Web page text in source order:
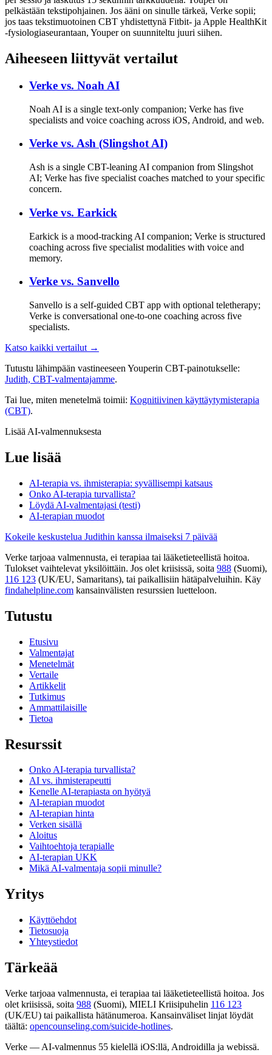
pelkästään tekstipohjainen. Jos ääni on sinulle tärkeä, Verke sopii;
jos taas tekstimuotoinen CBT yhdistettynä Fitbit- ja Apple HealthKit
-fysiologiaseurantaan, Youper on suunniteltu juuri siihen.
Aiheeseen liittyvät vertailut
Verke vs. Noah AI
Noah AI is a single text-only companion; Verke has five
specialists and voice coaching across iOS, Android, and web.
Verke vs. Ash (Slingshot AI)
Ash is a single CBT-leaning AI companion from Slingshot
AI; Verke has five specialist coaches matched to your specific
concern.
Verke vs. Earkick
Earkick is a mood-tracking AI companion; Verke is structured
coaching across five specialist modalities with voice and
memory.
Verke vs. Sanvello
Sanvello is a self-guided CBT app with optional teletherapy;
Verke is conversational one-to-one coaching across five
specialists.
Katso kaikki vertailut →
Tutustu lähimpään vastineeseen Youperin CBT-painotukselle:
Judith, CBT-valmentajamme.
Tai lue, miten menetelmä toimii: Kognitiivinen käyttäytymisterapia
(CBT).
Lisää AI-valmennuksesta
Lue lisää
AI-terapia vs. ihmisterapia: syvällisempi katsaus
Onko AI-terapia turvallista?
Löydä AI-valmentajasi (testi)
AI-terapian muodot
Kokeile keskustelua Judithin kanssa ilmaiseksi 7 päivää
Verke tarjoaa valmennusta, ei terapiaa tai lääketieteellistä hoitoa.
Tulokset vaihtelevat yksilöittäin. Jos olet kriisissä, soita 988 (Suomi),
116 123 (UK/EU, Samaritans), tai paikallisiin hätäpalveluihin. Käy
findahelpline.com kansainvälisten resurssien luetteloon.
Tutustu
Etusivu
Valmentajat
Menetelmät
Vertaile
Artikkelit
Tutkimus
Ammattilaisille
Tietoa
Resurssit
Onko AI-terapia turvallista?
AI vs. ihmisterapeutti
Kenelle AI-terapiasta on hyötyä
AI-terapian muodot
AI-terapian hinta
Verken sisällä
Aloitus
Vaihtoehtoja terapialle
AI-terapian UKK
Mikä AI-valmentaja sopii minulle?
Yritys
Käyttöehdot
Tietosuoja
Yhteystiedot
Tärkeää
Verke tarjoaa valmennusta, ei terapiaa tai lääketieteellistä hoitoa. Jos
olet kriisissä, soita 988 (Suomi), MIELI Kriisipuhelin 116 123
(UK/EU) tai paikallista hätänumeroa. Kansainväliset linjat löydät
täältä: opencounseling.com/suicide-hotlines.
Verke — AI-valmennus 55 kielellä iOS:llä, Androidilla ja webissä.